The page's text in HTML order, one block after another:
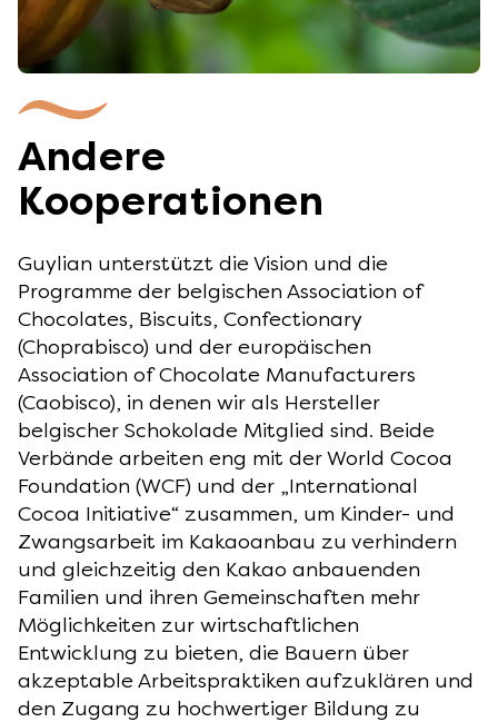
Andere
Kooperationen
Guylian unterstützt die Vision und die
Programme der belgischen Association of
Chocolates, Biscuits, Confectionary
(Choprabisco) und der europäischen
Association of Chocolate Manufacturers
(Caobisco), in denen wir als Hersteller
belgischer Schokolade Mitglied sind. Beide
Verbände arbeiten eng mit der World Cocoa
Foundation (WCF) und der „International
Cocoa Initiative“ zusammen, um Kinder- und
Zwangsarbeit im Kakaoanbau zu verhindern
und gleichzeitig den Kakao anbauenden
Familien und ihren Gemeinschaften mehr
Möglichkeiten zur wirtschaftlichen
Entwicklung zu bieten, die Bauern über
akzeptable Arbeitspraktiken aufzuklären und
den Zugang zu hochwertiger Bildung zu